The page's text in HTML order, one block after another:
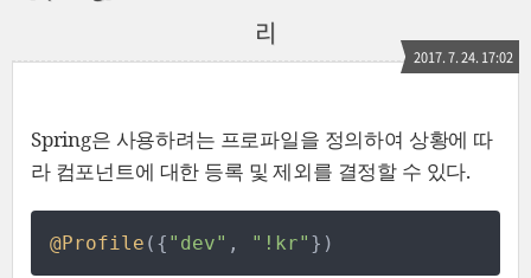
리
2017. 7. 24. 17:02
Spring은 사용하려는 프로파일을 정의하여 상황에 따
라 컴포넌트에 대한 등록 및 제외를 결정할 수 있다.
@Profile ( { " dev" , " !kr" } )